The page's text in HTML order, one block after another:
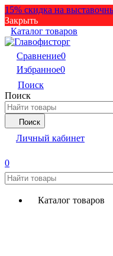
15% скидка на
Закрыть
Каталог товаров
Сравнение0
Избранное0
Поиск
Поиск
Поиск
Личный кабинет
0
Каталог товаров